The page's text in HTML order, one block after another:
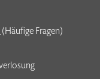
(Häufige Fragen)